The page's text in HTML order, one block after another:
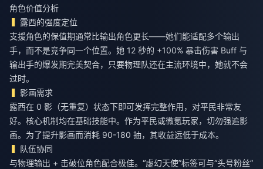
角色价值分析
露西的强度定位
支援角色的保值期通常比输出角色更长——她们能适配多个输出
手，而不是竞争同一个位置。她 12 秒的 +100% 暴击伤害 Buff 与
输出手的爆发期完美契合，只要物理队还在主流环境中，她就不会
过时。
影画需求
露西在 0 影（无重复）状态下即可发挥完整作用，对平民非常友
好。核心机制均在基础技能中。作为平民或微氪玩家，切勿强追影
画。为了提升影画而消耗 90-180 抽，其收益远低于成本。
队伍协同
与物理输出 + 击破位角色配合极佳。“虚幻天使”标签可与“头号粉丝”